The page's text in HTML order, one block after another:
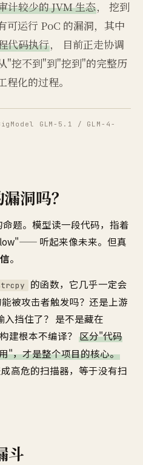
计较少的 JVM 生态， 挖到
可运行 PoC 的漏洞，其中
代码执行， 目前正走协调
"挖不到"到"挖到"的完整历
化的过程。
GLM-5.1 / GLM-4-
洞吗？
题。模型读一段代码，指着
听起来像未来。但真
信。
的函数，它几乎一定会
被攻击者触发吗？还是上游
挡住了？ 是不是藏在
建根本不编译？ 区分"代码
"，才是整个项目的核心。
高危的扫描器，等于没有扫
斗